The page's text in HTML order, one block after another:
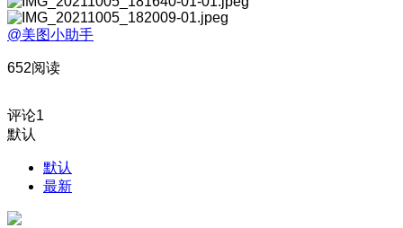
@美图小助手
652阅读
评论1
默认
默认
最新